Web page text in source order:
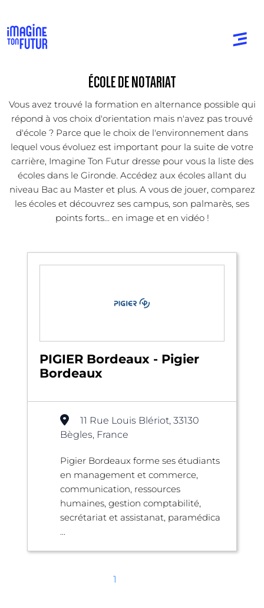
ÉCOLE DE NOTARIAT
Vous avez trouvé la formation en alternance possible qui
répond à vos choix d'orientation mais n'avez pas trouvé
d'école ? Parce que le choix de l'environnement dans
lequel vous évoluez est important pour la suite de votre
carrière, Imagine Ton Futur dresse pour vous la liste des
écoles dans le Gironde. Accédez aux écoles allant du
niveau Bac au Master et plus. A vous de jouer, comparez
les écoles et découvrez ses campus, son palmarès, ses
points forts... en image et en vidéo !
PIGIER Bordeaux - Pigier
Bordeaux
11 Rue Louis Blériot, 33130
Bègles, France
Pigier Bordeaux forme ses étudiants
en management et commerce,
communication, ressources
humaines, gestion comptabilité,
secrétariat et assistanat, paramédica
...
1